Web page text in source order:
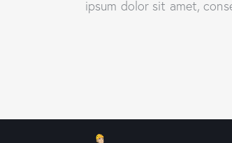
ipsum dolor sit amet,